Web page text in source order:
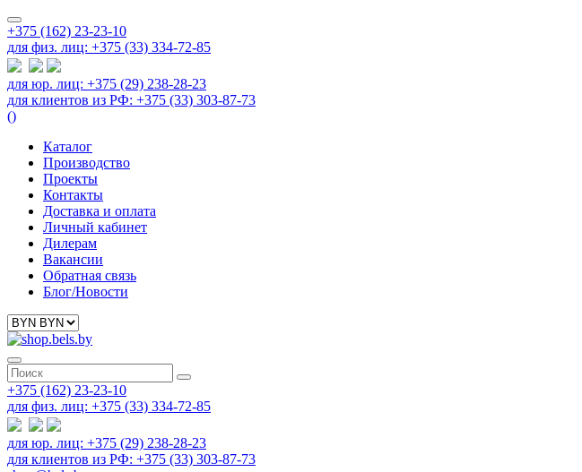
+375 (162) 23-23-10
для физ. лиц: +375 (33) 334-72-85
для юр. лиц: +375 (29) 238-28-23
для клиентов из РФ: +375 (33) 303-87-73
()
Каталог
Производство
Проекты
Контакты
Доставка и оплата
Личный кабинет
Дилерам
Вакансии
Обратная связь
Блог/Новости
+375 (162) 23-23-10
для физ. лиц: +375 (33) 334-72-85
для юр. лиц: +375 (29) 238-28-23
для клиентов из РФ: +375 (33) 303-87-73